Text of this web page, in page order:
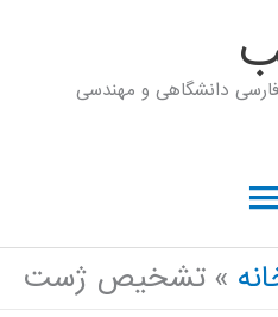
دانشگاهی و مهندسی
تشخیص ژست